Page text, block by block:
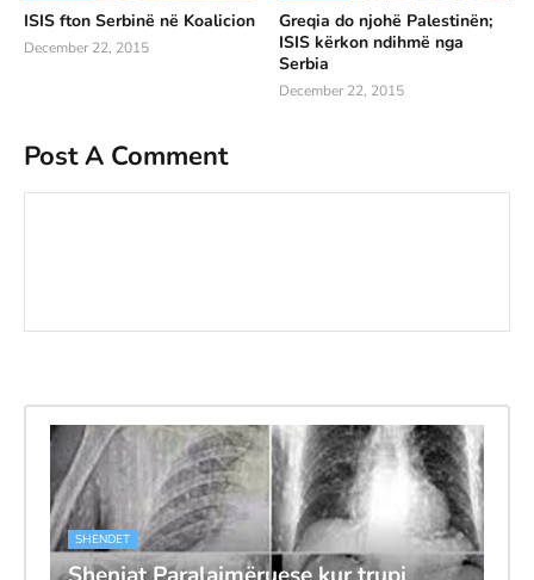
ISIS fton Serbinë në Koalicion
December 22, 2015
Greqia do njohë Palestinën;
ISIS kërkon ndihmë nga
Serbia
December 22, 2015
Post A Comment
SHENDET